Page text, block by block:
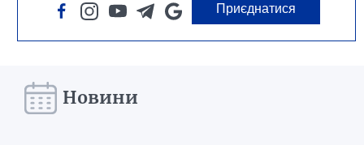
Приєднатися
Новини